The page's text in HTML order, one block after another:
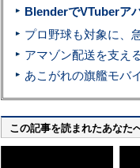
BlenderでVTuber
この記事を読まれたあなた